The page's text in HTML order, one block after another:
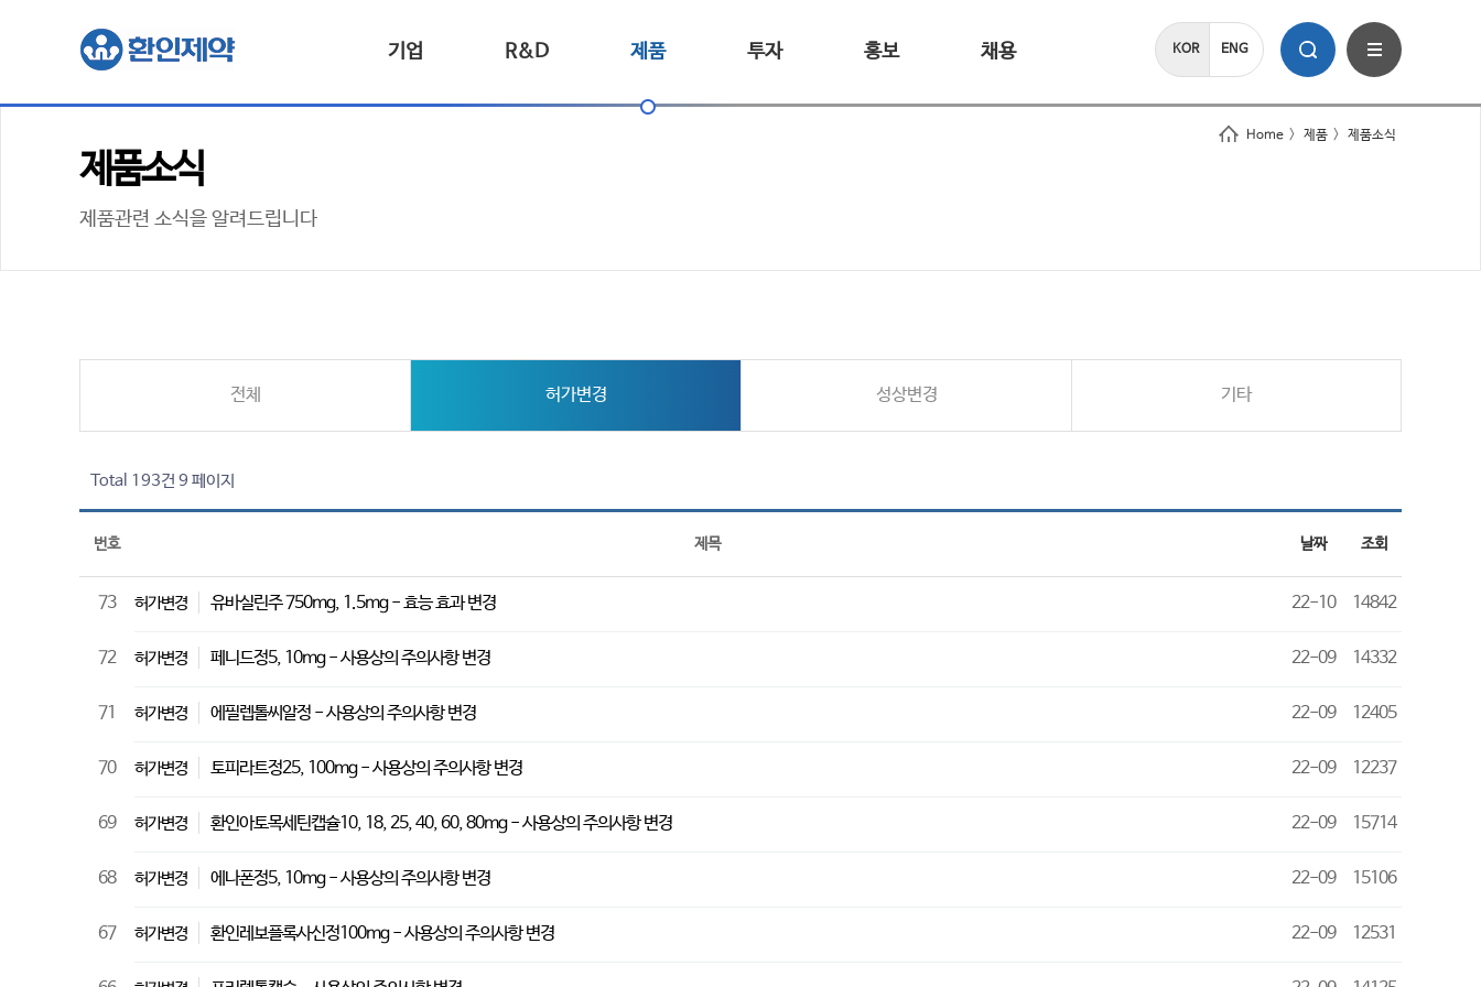
KOR ENG
기업 R&D 제품 투자 홍보 채용
Home > 제품 > 제품소식
제품소식
제품관련 소식을 알려드립니다
전체 허가변경 성상변경 기타
Total 193건 9 페이지
번호 제목 날짜 조회
73 허가변경 유바실린주 750mg, 1.5mg - 효능 효과 변경 22-10 14842
72 허가변경 페니드정5, 10mg - 사용상의 주의사항 변경 22-09 14332
71 허가변경 에필렙톨씨알정 - 사용상의 주의사항 변경 22-09 12405
70 허가변경 토피라트정25, 100mg - 사용상의 주의사항 변경 22-09 12237
69 허가변경 환인아토목세틴캡슐10, 18, 25, 40, 60, 80mg - 사용상의 주의사항 변경 22-09 15714
68 허가변경 에나폰정5, 10mg - 사용상의 주의사항 변경 22-09 15106
67 허가변경 환인레보플록사신정100mg - 사용상의 주의사항 변경 22-09 12531